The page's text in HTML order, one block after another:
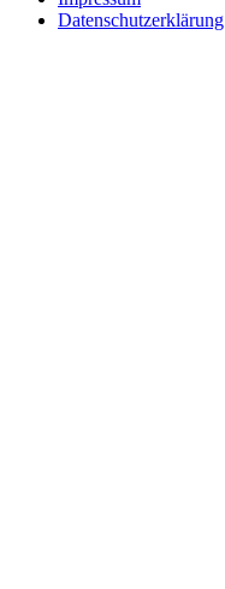
Datenschutzerklärung